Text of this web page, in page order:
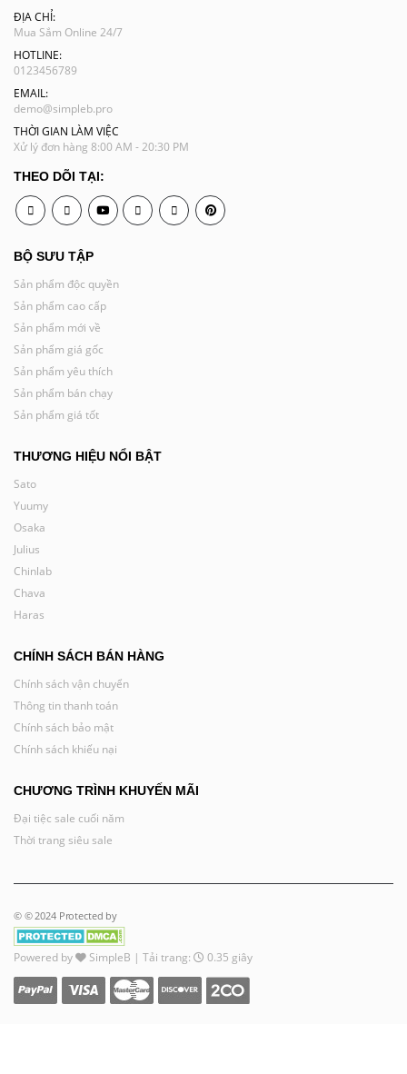
ĐỊA CHỈ:
Mua Sắm Online 24/7
HOTLINE:
0123456789
EMAIL:
demo@simpleb.pro
THỜI GIAN LÀM VIỆC
Xử lý đơn hàng 8:00 AM - 20:30 PM
THEO DÕI TẠI:
Youtube Pinterest
BỘ SƯU TẬP
Sản phẩm độc quyền
Sản phẩm cao cấp
Sản phẩm mới về
Sản phẩm giá gốc
Sản phẩm yêu thích
Sản phẩm bán chạy
Sản phẩm giá tốt
THƯƠNG HIỆU NỔI BẬT
Sato
Yuumy
Osaka
Julius
Chinlab
Chava
Haras
CHÍNH SÁCH BÁN HÀNG
Chính sách vận chuyển
Thông tin thanh toán
Chính sách bảo mật
Chính sách khiếu nại
CHƯƠNG TRÌNH KHUYẾN MÃI
Đại tiệc sale cuối năm
Thời trang siêu sale
© © 2024 Protected by
Powered by SimpleB | Tải trang: 0.35 giây